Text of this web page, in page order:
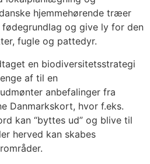
hjemmehørende træer
og give ly for den
fugle og pattedyr.
en biodiversitetsstrategi
af til en
anbefalinger fra
Danmarkskort, hvor f.eks.
kan “byttes ud” og blive til
herved kan skabes